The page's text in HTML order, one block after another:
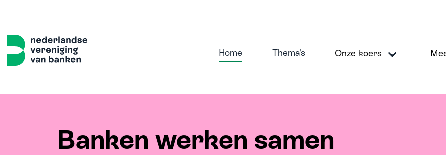
Home Thema's Onze koers
Thema's Onze koers
Banken werken samen